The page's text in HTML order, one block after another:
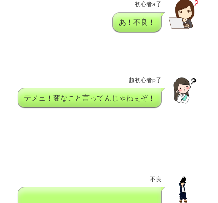
初心者a子
あ！不良！
超初心者p子
テメェ！変なこと言ってんじゃねぇぞ！
不良